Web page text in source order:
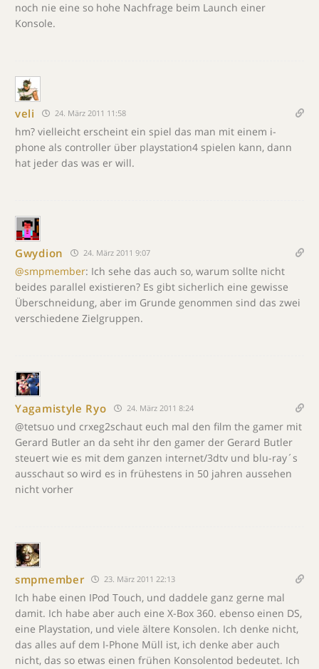
noch nie eine so hohe Nachfrage beim Launch einer
Konsole.
veli 24. März 2011 11:58
hm? vielleicht erscheint ein spiel das man mit einem i-
phone als controller über playstation4 spielen kann, dann
hat jeder das was er will.
Gwydion 24. März 2011 9:07
@smpmember: Ich sehe das auch so, warum sollte nicht
beides parallel existieren? Es gibt sicherlich eine gewisse
Überschneidung, aber im Grunde genommen sind das zwei
verschiedene Zielgruppen.
Yagamistyle Ryo 24. März 2011 8:24
@tetsuo und crxeg2schaut euch mal den film the gamer mit
Gerard Butler an da seht ihr den gamer der Gerard Butler
steuert wie es mit dem ganzen internet/3dtv und blu-ray´s
ausschaut so wird es in frühestens in 50 jahren aussehen
nicht vorher
smpmember 23. März 2011 22:13
Ich habe einen IPod Touch, und daddele ganz gerne mal
damit. Ich habe aber auch eine X-Box 360. ebenso einen DS,
eine Playstation, und viele ältere Konsolen. Ich denke nicht,
das alles auf dem I-Phone Müll ist, ich denke aber auch
nicht, das so etwas einen frühen Konsolentod bedeutet. Ich